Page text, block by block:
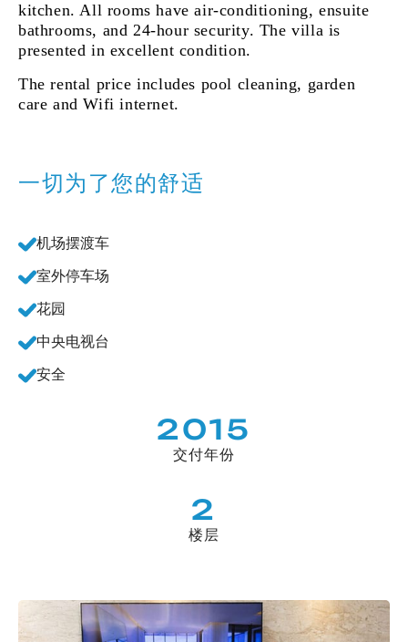
kitchen. All rooms have air-conditioning, ensuite
bathrooms, and 24-hour security. The villa is
presented in excellent condition.
The rental price includes pool cleaning, garden
care and Wifi internet.
一切为了您的舒适
机场摆渡车
室外停车场
花园
中央电视台
安全
2015
交付年份
2
楼层